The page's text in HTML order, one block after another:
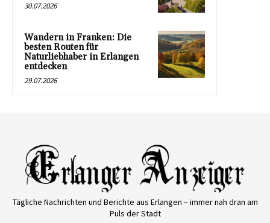
30.07.2026
Wandern in Franken: Die
besten Routen für
Naturliebhaber in Erlangen
entdecken
29.07.2026
Tägliche Nachrichten und Berichte aus Erlangen – immer nah dran am
Puls der Stadt